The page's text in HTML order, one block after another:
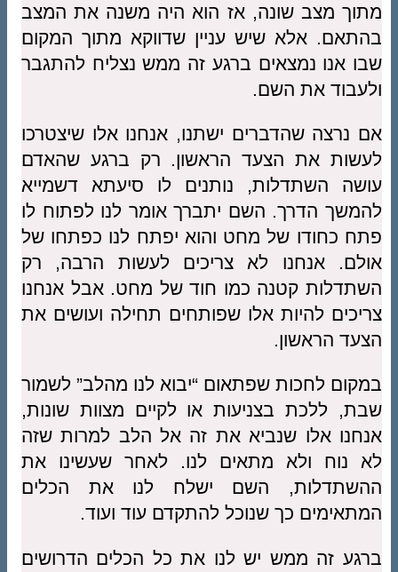
מתוך מצב שונה, אז הוא היה משנה את המצב
בהתאם. אלא שיש עניין שדווקא מתוך המקום
שבו אנו נמצאים ברגע זה ממש נצליח להתגבר
ולעבוד את השם.
אם נרצה שהדברים ישתנו, אנחנו אלו שיצטרכו
לעשות את הצעד הראשון. רק ברגע שהאדם
עושה השתדלות, נותנים לו סיעתא דשמייא
להמשך הדרך. השם יתברך אומר לנו לפתוח לו
פתח כחודו של מחט והוא יפתח לנו כפתחו של
אולם. אנחנו לא צריכים לעשות הרבה, רק
השתדלות קטנה כמו חוד של מחט. אבל אנחנו
צריכים להיות אלו שפותחים תחילה ועושים את
הצעד הראשון.
במקום לחכות שפתאום “יבוא לנו מהלב” לשמור
שבת, ללכת בצניעות או לקיים מצוות שונות,
אנחנו אלו שנביא את זה אל הלב למרות שזה
לא נוח ולא מתאים לנו. לאחר שעשינו את
ההשתדלות, השם ישלח לנו את הכלים
המתאימים כך שנוכל להתקדם עוד ועוד.
ברגע זה ממש יש לנו את כל הכלים הדרושים